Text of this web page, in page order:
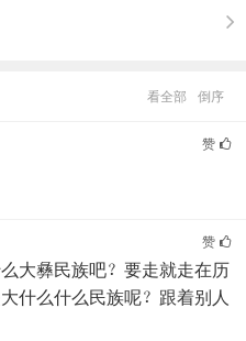
倒序
看全部
赞
赞
大彝民族吧？要走就走在历
什么什么民族呢？跟着别人